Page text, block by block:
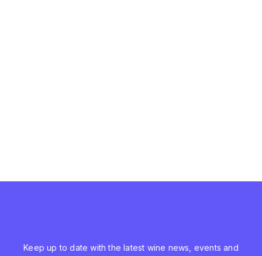
Keep up to date with the latest wine news, events and